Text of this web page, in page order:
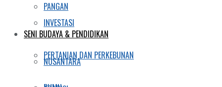
PANGAN
SENI BUDAYA & PENDIDIKAN
NUSANTARA
INVESTASI
PERTANIAN DAN PERKEBUNAN